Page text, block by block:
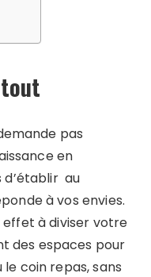
pas
en
d’établir au
à vos envies.
à diviser votre
des espaces pour
coin repas, sans